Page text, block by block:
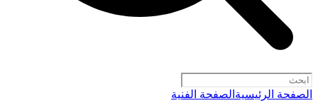
الصفحة الرئيسية الصفحة الفنية